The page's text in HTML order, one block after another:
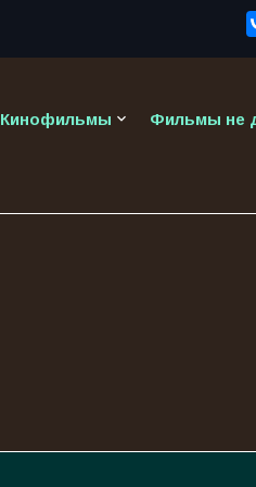
Кинофильмы keyboard_arrow_down Фильмы не